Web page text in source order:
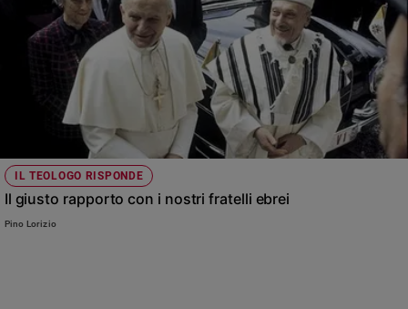
IL TEOLOGO RISPONDE
Il giusto rapporto con i nostri fratelli ebrei
Pino Lorizio